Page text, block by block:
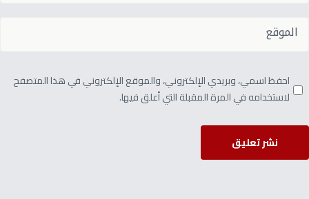
احفظ اسمي، وبريدي الإلكتروني، والموقع الإلكتروني في هذا المتصفح
لاستخدامه في المرة المقبلة التي أعلق فيها.
نشر تعليق